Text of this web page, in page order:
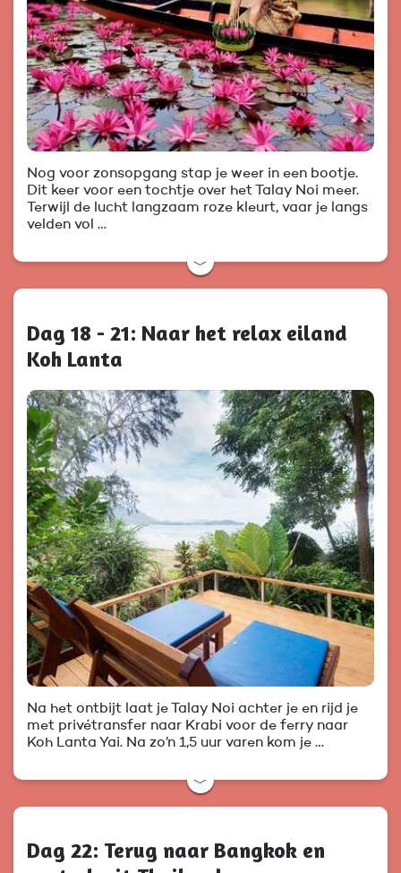
Nog voor zonsopgang stap je weer in een bootje.
Dit keer voor een tochtje over het Talay Noi meer.
Terwijl de lucht langzaam roze kleurt, vaar je langs
velden vol …
﹀
Dag 18 - 21: Naar het relax eiland
Koh Lanta
Na het ontbijt laat je Talay Noi achter je en rijd je
met privétransfer naar Krabi voor de ferry naar
Koh Lanta Yai. Na zo’n 1,5 uur varen kom je …
﹀
Dag 22: Terug naar Bangkok en